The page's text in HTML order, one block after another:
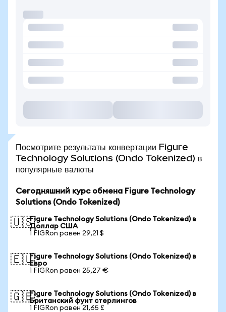
Посмотрите результаты конвертации Figure
Technology Solutions (Ondo Tokenized) в
популярные валюты
Сегодняшний курс обмена Figure Technology
Solutions (Ondo Tokenized)
🇺🇸Figure Technology Solutions (Ondo Tokenized) в
Доллар США
1 FIGRon равен 29,21 $
🇪🇺Figure Technology Solutions (Ondo Tokenized) в
Евро
1 FIGRon равен 25,27 €
🇬🇧Figure Technology Solutions (Ondo Tokenized) в
Британский фунт стерлингов
1 FIGRon равен 21,65 £